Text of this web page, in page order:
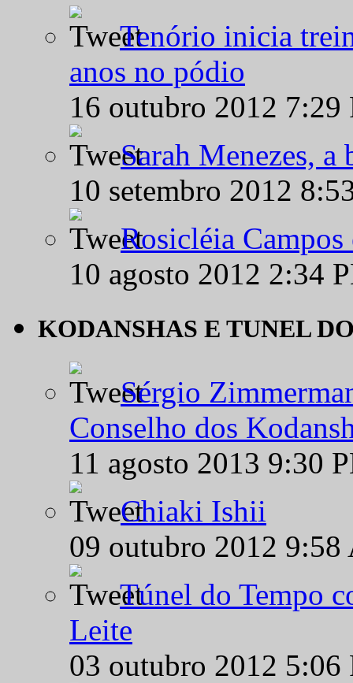
Tenório inicia
anos no pódio
16 outubro 2012
Sarah Menezes,
10 setembro 2012
Rosicléia
10 agosto 2012 2:34
KODANSHAS E TUNEL
Sérgio
Conselho dos
11 agosto 2013 9:30
Chiaki Ishii
09 outubro 2012
Túnel do Tempo
Leite
03 outubro 2012